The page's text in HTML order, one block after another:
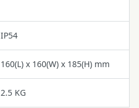
IP54
160(L) x 160(W) x 185(H) mm
2.5 KG